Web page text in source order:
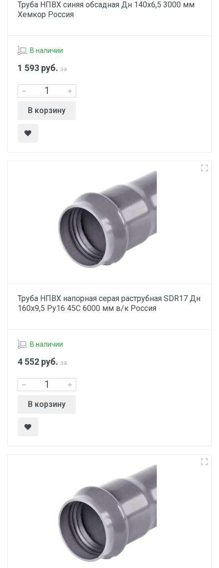
Труба НПВХ синяя обсадная Дн 140х6,5 3000 мм
Хемкор Россия
В наличии
1 593 руб. за
В корзину
Труба НПВХ напорная серая раструбная SDR17 Дн
160х9,5 Ру16 45С 6000 мм в/к Россия
В наличии
4 552 руб. за
В корзину